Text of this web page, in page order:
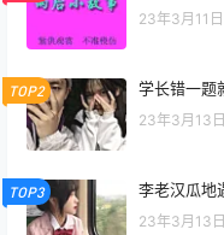
23年3月11日
TOP2 学长错一题
23年3月13日
TOP3 李老汉瓜地
23年3月13日